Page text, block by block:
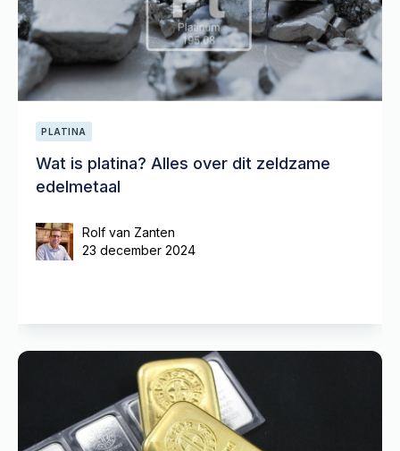
PLATINA
Wat is platina? Alles over dit zeldzame
edelmetaal
Rolf van Zanten
23 december 2024